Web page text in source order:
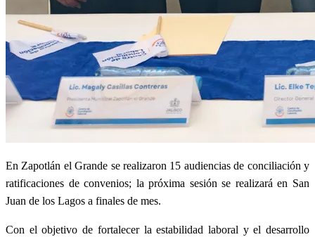
En Zapotlán el Grande se realizaron 15 audiencias de conciliación y
ratificaciones de convenios; la próxima sesión se realizará en San
Juan de los Lagos a finales de mes.
Con el objetivo de fortalecer la estabilidad laboral y el desarrollo